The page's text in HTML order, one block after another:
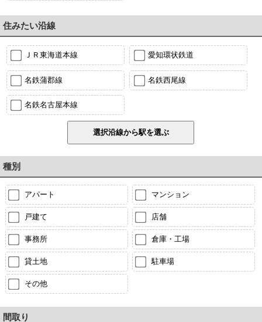
住みたい沿線
ＪＲ東海道本線 愛知環状鉄道
名鉄蒲郡線 名鉄西尾線
名鉄名古屋本線
種別
アパート マンション
戸建て 店舗
事務所 倉庫・工場
貸土地 駐車場
その他
間取り